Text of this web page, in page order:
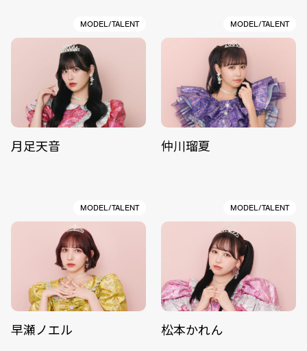
MODEL/TALENT
月足天音
MODEL/TALENT
仲川瑠夏
MODEL/TALENT
早瀬ノエル
MODEL/TALENT
松本かれん